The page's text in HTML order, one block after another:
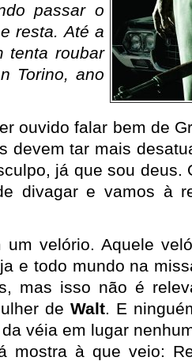
passar o
resta. Até a
tenta roubar
Torino, ano
ouvido falar bem de
devem tar mais
já que sou deus.
divagar e vamos à
um velório. Aquele
e todo mundo na
mas isso não é
de Walt. E
véia em lugar
mostra à que veio: